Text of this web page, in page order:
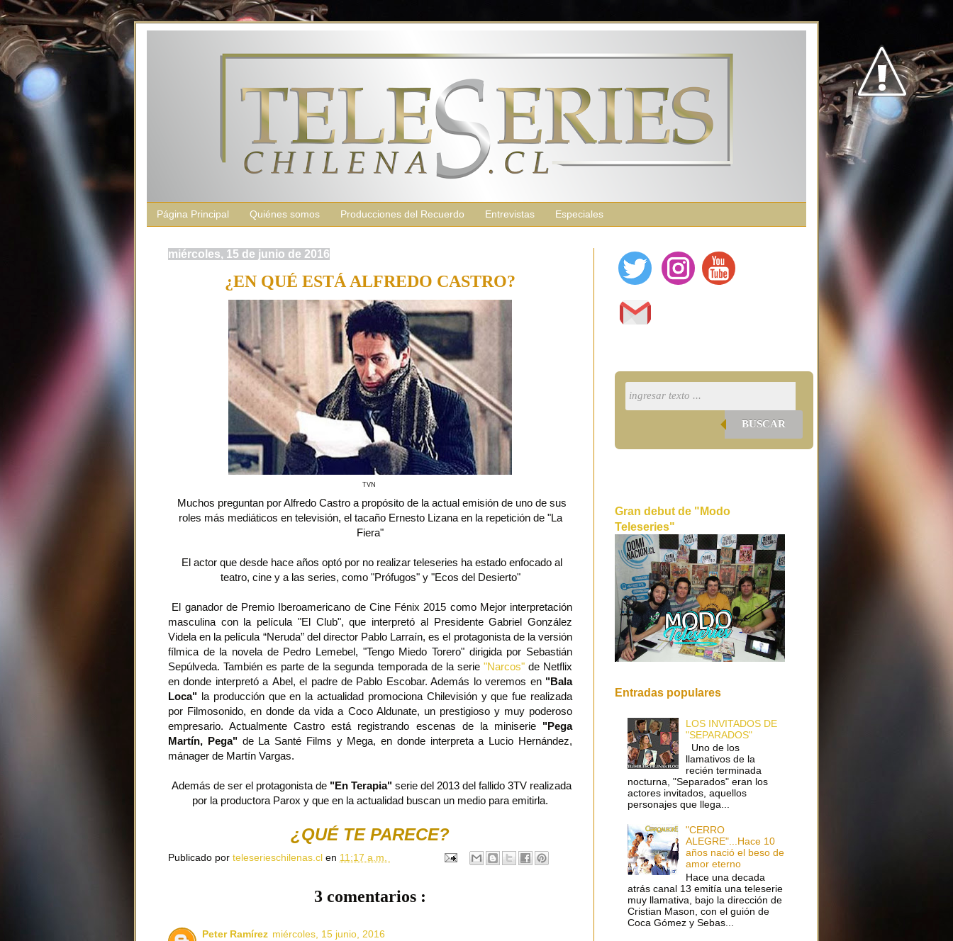
Página Principal Quiénes somos Producciones del Recuerdo Entrevistas Especiales
miércoles, 15 de junio de 2016
¿EN QUÉ ESTÁ ALFREDO CASTRO?
TVN
Muchos preguntan por Alfredo Castro a propósito de la actual emisión de uno de sus
roles más mediáticos en televisión, el tacaño Ernesto Lizana en la repetición de "La
Fiera"
El actor que desde hace años optó por no realizar teleseries ha estado enfocado al
teatro, cine y a las series, como "Prófugos" y "Ecos del Desierto"
El ganador de Premio Iberoamericano de Cine Fénix 2015 como Mejor interpretación
masculina con la película "El Club", que interpretó al Presidente Gabriel González
Videla en la película “Neruda” del director Pablo Larraín, es el protagonista de la versión
fílmica de la novela de Pedro Lemebel, "Tengo Miedo Torero" dirigida por Sebastián
Sepúlveda. También es parte de la segunda temporada de la serie "Narcos"de Netflix
en donde interpretó a Abel, el padre de Pablo Escobar. Además lo veremos en "Bala
Loca" la producción que en la actualidad promociona Chilevisión y que fue realizada
por Filmosonido, en donde da vida a Coco Aldunate, un prestigioso y muy poderoso
empresario. Actualmente Castro está registrando escenas de la miniserie "Pega
Martín, Pega" de La Santé Films y Mega, en donde interpreta a Lucio Hernández,
mánager de Martín Vargas.
Además de ser el protagonista de "En Terapia" serie del 2013 del fallido 3TV realizada
por la productora Parox y que en la actualidad buscan un medio para emitirla.
¿QUÉ TE PARECE?
Publicado por teleserieschilenas.cl en 11:17 a.m.
3 comentarios :
Peter Ramírez miércoles, 15 junio, 2016
BUSCAR
Gran debut de "Modo
Teleseries"
Entradas populares
LOS INVITADOS DE
"SEPARADOS"
Uno de los
llamativos de la
recién terminada
nocturna, "Separados" eran los
actores invitados, aquellos
personajes que llega...
"CERRO
ALEGRE"...Hace 10
años nació el beso de
amor eterno
Hace una decada
atrás canal 13 emitía una teleserie
muy llamativa, bajo la dirección de
Cristian Mason, con el guión de
Coca Gómez y Sebas...